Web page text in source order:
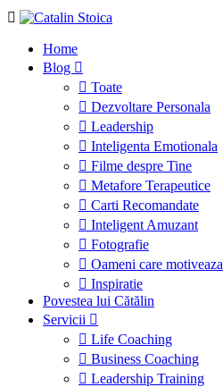
Home
Blog
Toate
Dezvoltare Personala
Leadership
Inteligenta Emotionala
Filme despre Tine
Metafore Terapeutice
Carti Recomandate
Inteligent Amuzant
Fotografie
Oameni care motiveaza
Inspiratie
Povestea lui Cătălin
Servicii
Life Coaching
Business Coaching
Leadership Training